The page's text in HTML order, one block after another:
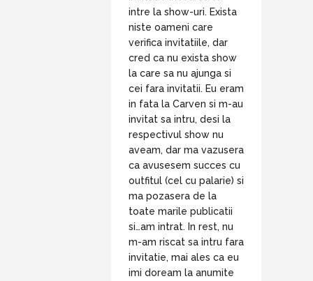
intre la show-uri. Exista
niste oameni care
verifica invitatiile, dar
cred ca nu exista show
la care sa nu ajunga si
cei fara invitatii. Eu eram
in fata la Carven si m-au
invitat sa intru, desi la
respectivul show nu
aveam, dar ma vazusera
ca avusesem succes cu
outfitul (cel cu palarie) si
ma pozasera de la
toate marile publicatii
si…am intrat. In rest, nu
m-am riscat sa intru fara
invitatie, mai ales ca eu
imi doream la anumite